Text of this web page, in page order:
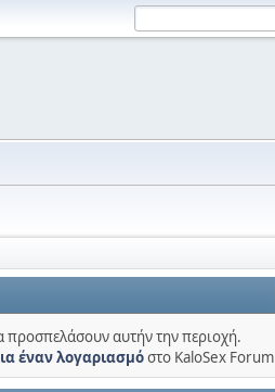
αυτήν την περιοχή.
έναν λογαριασμόστο KaloSex Forum